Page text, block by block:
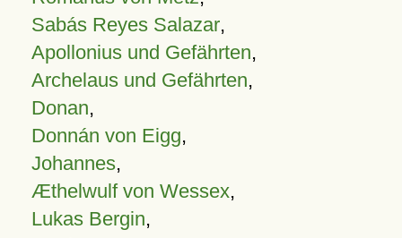
Sabás Reyes Salazar,
Apollonius und Gefährten,
Archelaus und Gefährten,
Donan,
Donnán von Eigg,
Johannes,
Æthelwulf von Wessex,
Lukas Bergin,